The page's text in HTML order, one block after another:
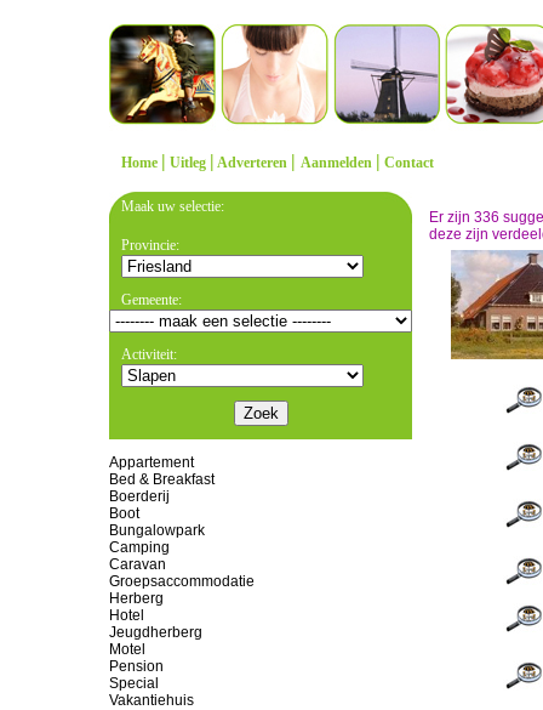
Home | Uitleg | Adverteren | Aanmelden | Contact
Maak uw selectie:
Provincie:
Gemeente:
Activiteit:
Appartement
Bed & Breakfast
Boerderij
Boot
Bungalowpark
Camping
Caravan
Groepsaccommodatie
Herberg
Hotel
Jeugdherberg
Motel
Pension
Special
Vakantiehuis
Er zijn 336
deze zijn